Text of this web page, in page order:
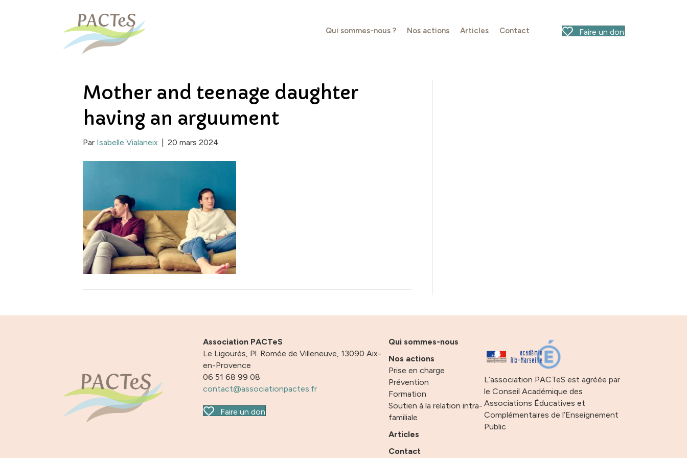
Qui sommes-nous ? Nos actions Articles Contact Faire un don
Mother and teenage daughter
having an arguument
Par Isabelle Vialaneix 20 mars 2024
Association PACTeS
Le Ligourès, Pl. Romée de Villeneuve, 13090 Aix-
en-Provence
06 51 68 99 08
contact@associationpactes.fr
Faire un don
Qui sommes-nous
Nos actions
Prise en charge
Prévention
Formation
Soutien à la relation intra-
familiale
Articles
Contact
L’association PACTeS est agréée par
le Conseil Académique des
Associations Éducatives et
Complémentaires de l’Enseignement
Public